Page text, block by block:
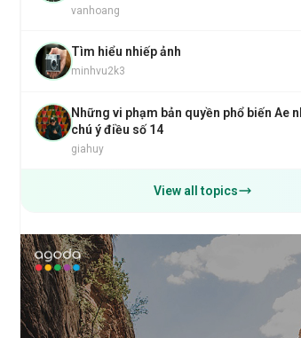
vanhoang
Tìm hiểu nhiếp ảnh
minhvu2k3
Những vi phạm bản quyền phổ biến Ae
chú ý điều số 14
giahuy
View all topics